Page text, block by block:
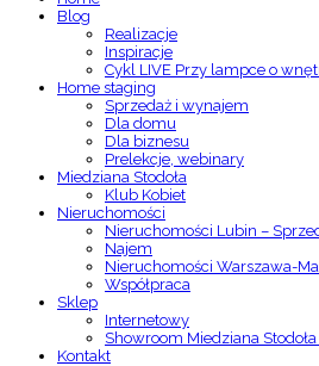
Blog
Realizacje
Inspiracje
Cykl LIVE Przy lampce o
Home staging
Sprzedaż i wynajem
Dla domu
Dla biznesu
Prelekcje, webinary
Miedziana Stodoła
Klub Kobiet
Nieruchomości
Nieruchomości Lubin –
Najem
Nieruchomości Warszawa-
Współpraca
Sklep
Internetowy
Showroom Miedziana
Kontakt